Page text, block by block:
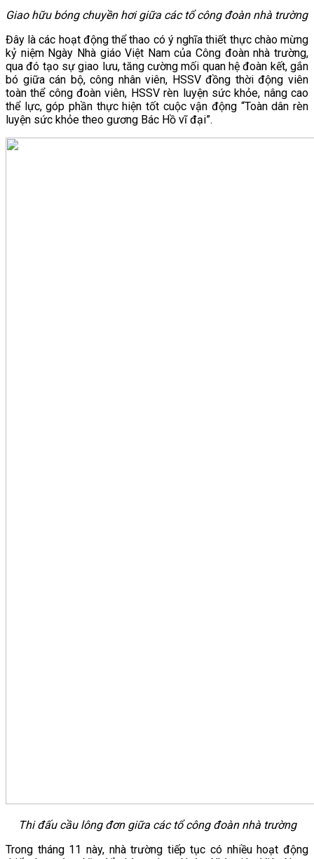
Giao hữu bóng chuyền hơi giữa các tổ công đoàn nhà trường
Đây là các hoạt động thể thao có ý nghĩa thiết thực chào mừng
kỷ niệm Ngày Nhà giáo Việt Nam của Công đoàn nhà trường,
qua đó tạo sự giao lưu, tăng cường mối quan hệ đoàn kết, gắn
bó giữa cán bộ, công nhân viên, HSSV đồng thời động viên
toàn thể công đoàn viên, HSSV rèn luyện sức khỏe, nâng cao
thể lực, góp phần thực hiện tốt cuộc vận động “Toàn dân rèn
luyện sức khỏe theo gương Bác Hồ vĩ đại”.
Thi đấu cầu lông đơn giữa các tổ công đoàn nhà trường
Trong tháng 11 này, nhà trường tiếp tục có nhiều hoạt động